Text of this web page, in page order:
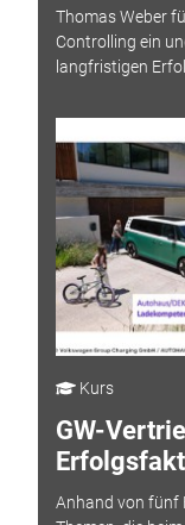
Thomas Weber
Controlling ein
langfristigen
Kurs
GW-
Anhand von fünf